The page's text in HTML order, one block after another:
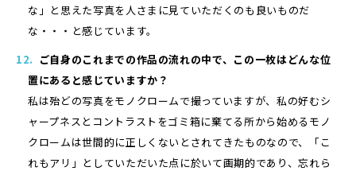
な」と思えた写真を人さまに見ていただくのも良いものだ
な・・・と感じています。
ご自身のこれまでの作品の流れの中で、この一枚はどんな位
置にあると感じていますか？
私は殆どの写真をモノクロームで撮っていますが、私の好むシ
ャープネスとコントラストをゴミ箱に棄てる所から始めるモノ
クロームは世間的に正しくないとされてきたものなので、「こ
れもアリ」としていただいた点に於いて画期的であり、忘れら